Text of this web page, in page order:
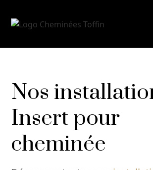
Nos
Insert pour
cheminée